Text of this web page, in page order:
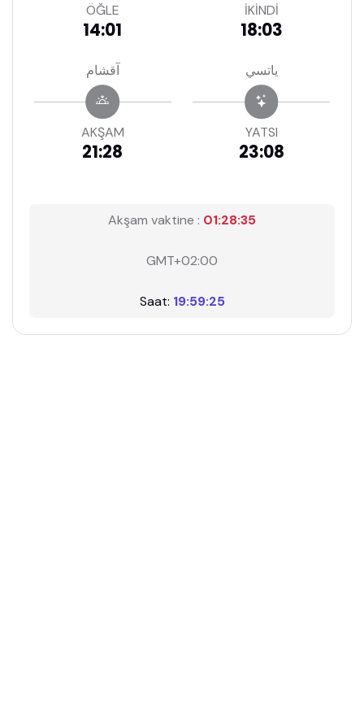
ÖĞLE
14:01
İKİNDİ
18:03
آقشام
AKŞAM
21:28
ياتسي
YATSI
23:08
Akşam vaktine : 01:28:34
GMT+02:00
Saat: 19:59:26